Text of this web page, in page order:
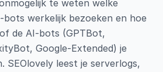
te weten welke
bots werkelijk bezoeken en hoe
de AI-bots (GPTBot,
Google-Extended) je
SEOlovely leest je serverlogs,